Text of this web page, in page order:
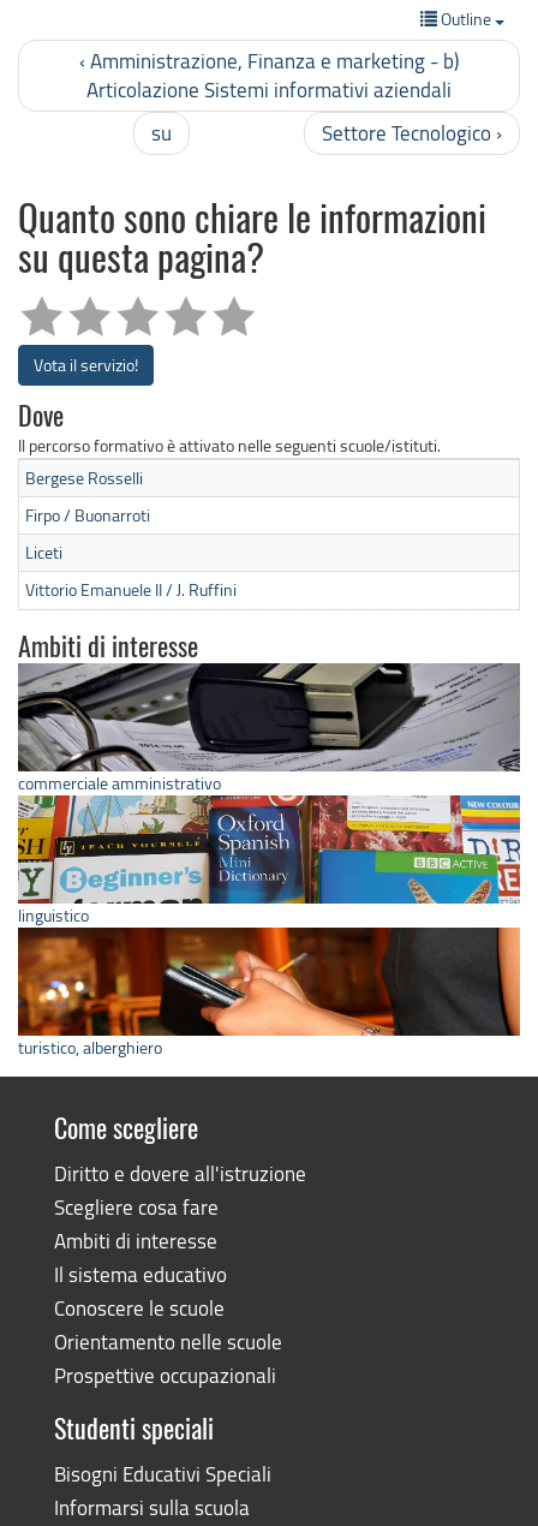
Outline
‹ Amministrazione, Finanza e marketing - b)
Articolazione Sistemi informativi aziendali
su
Settore Tecnologico ›
Quanto sono chiare le informazioni
su questa pagina?
Vota il servizio!
Dove
Il percorso formativo è attivato nelle seguenti scuole/istituti.
Bergese Rosselli
Firpo / Buonarroti
Liceti
Vittorio Emanuele II / J. Ruffini
Ambiti di interesse
commerciale amministrativo
linguistico
turistico, alberghiero
Come scegliere
Diritto e dovere all'istruzione
Scegliere cosa fare
Ambiti di interesse
Il sistema educativo
Conoscere le scuole
Orientamento nelle scuole
Prospettive occupazionali
Studenti speciali
Bisogni Educativi Speciali
Informarsi sulla scuola